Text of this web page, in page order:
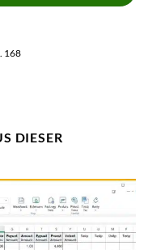
168
DIESER